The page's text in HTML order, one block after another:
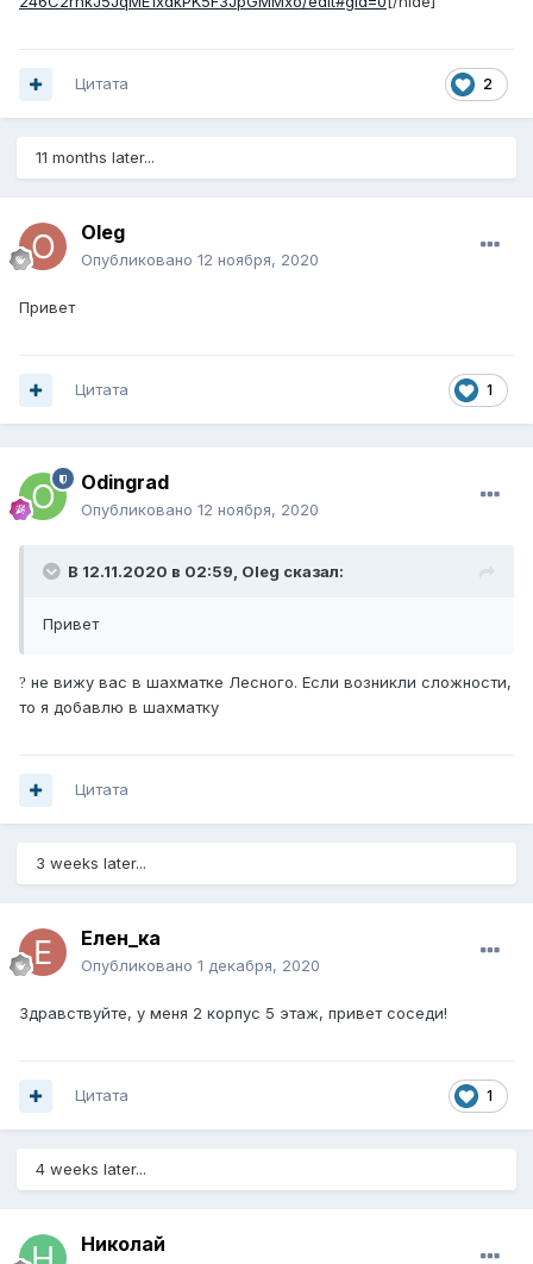
2
Цитата
11 months later...
Oleg
Опубликовано 12 ноября, 2020
Привет
1
Цитата
Odingrad
Опубликовано 12 ноября, 2020
В 12.11.2020 в 02:59, Oleg сказал:
Привет
? не вижу вас в шахматке Лесного. Если возникли сложности,
то я добавлю в шахматку
Цитата
3 weeks later...
Елен_ка
Опубликовано 1 декабря, 2020
Здравствуйте, у меня 2 корпус 5 этаж, привет соседи!
1
Цитата
4 weeks later...
Николай